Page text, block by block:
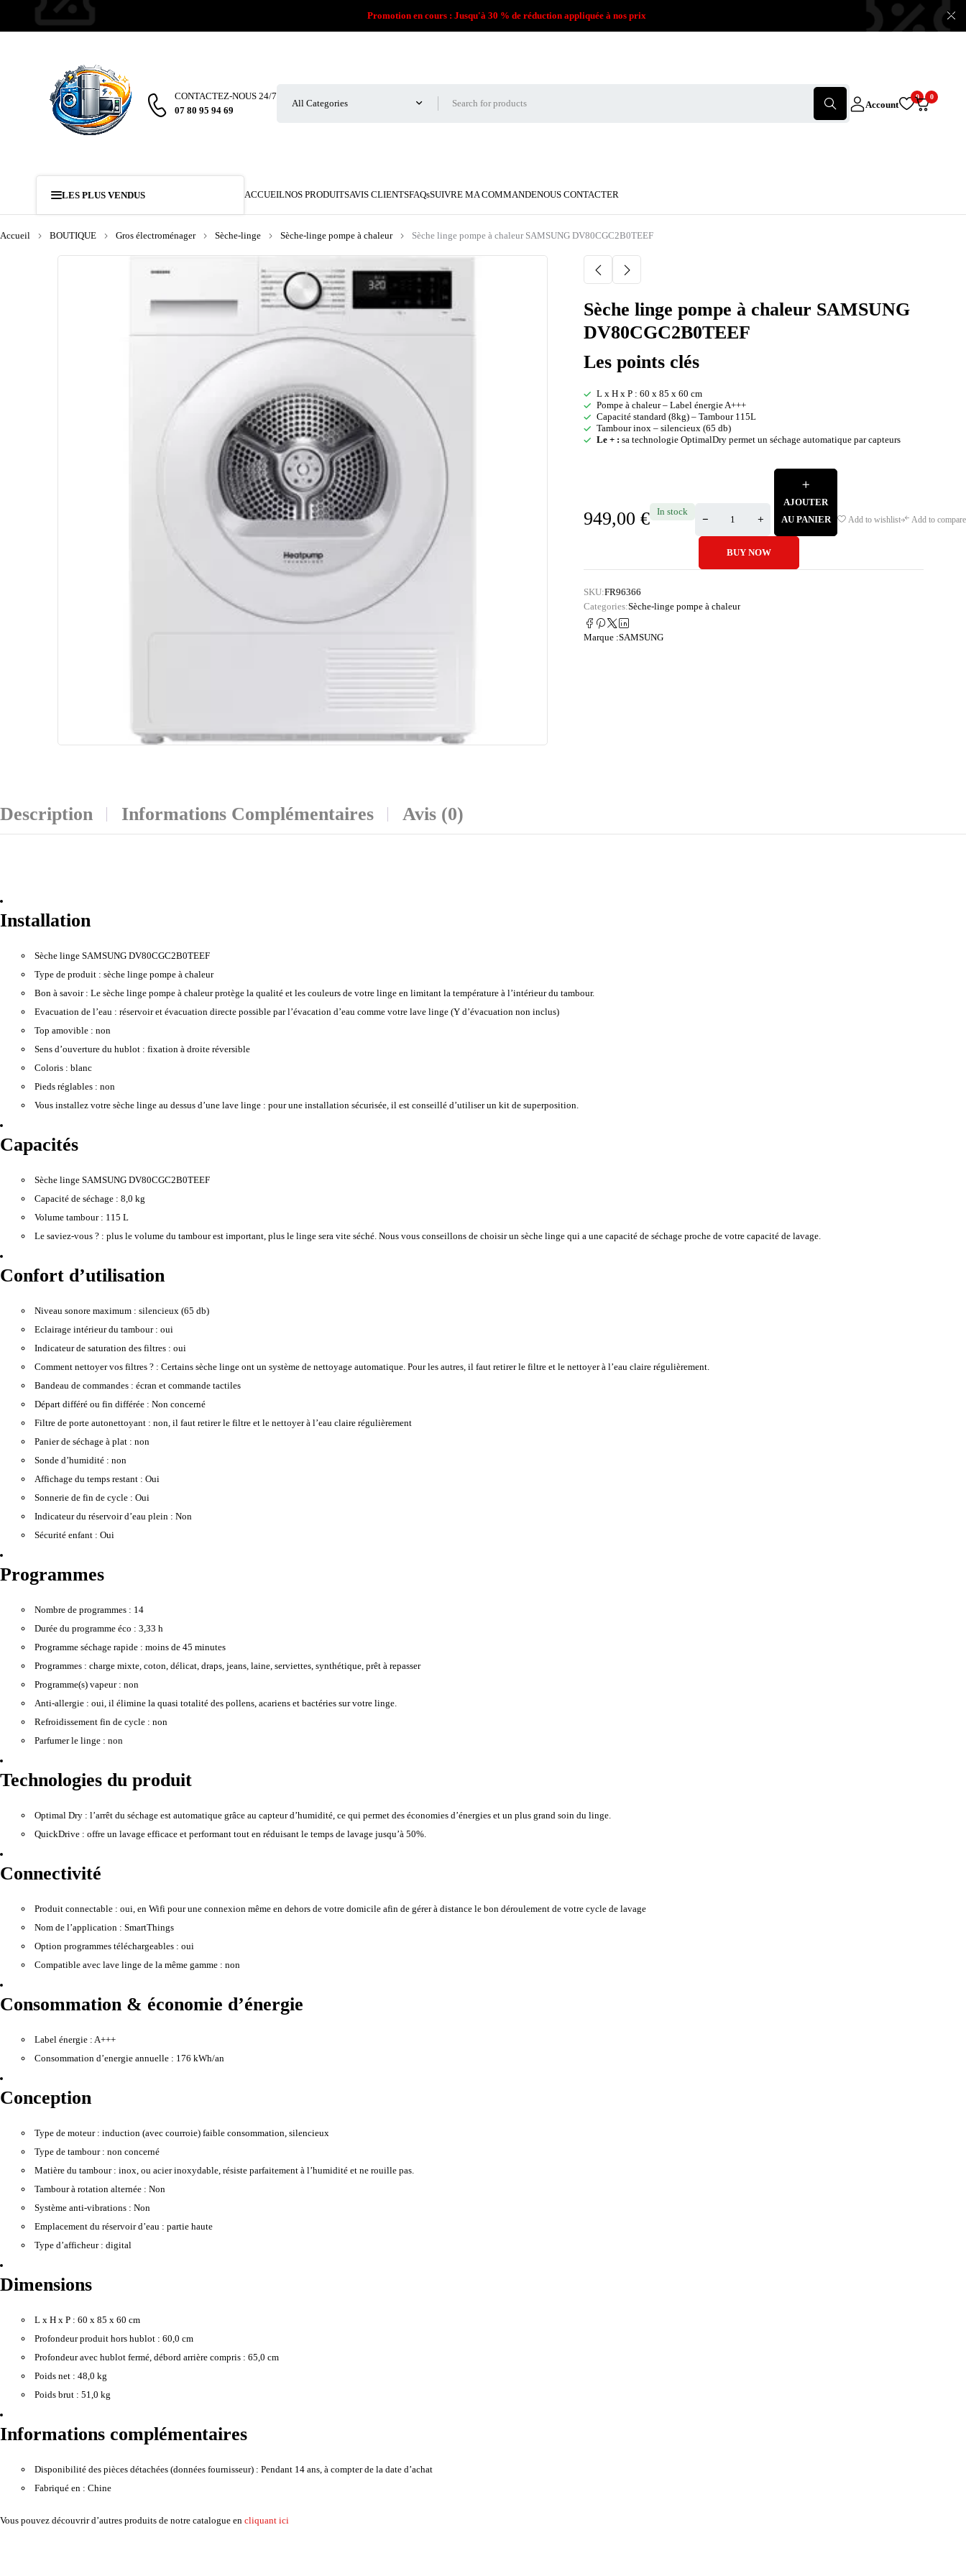
Promotion en cours : Jusqu'à 30 % de réduction appliquée à nos prix
CONTACTEZ-NOUS 24/7
07 80 95 94 69
Account
0 0
LES PLUS VENDUS ACCUEILNOS PRODUITSAVIS CLIENTSFAQsSUIVRE MA COMMANDENOUS CONTACTER
Accueil BOUTIQUE Gros électroménager Sèche-linge Sèche-linge pompe à chaleur Sèche linge pompe à chaleur SAMSUNG DV80CGC2B0TEEF
Sèche linge pompe à chaleur SAMSUNG
DV80CGC2B0TEEF
Les points clés
L x H x P : 60 x 85 x 60 cm
Pompe à chaleur – Label énergie A+++
Capacité standard (8kg) – Tambour 115L
Tambour inox – silencieux (65 db)
Le + : sa technologie OptimalDry permet un séchage automatique par capteurs
949,00 € In stock
AJOUTER
AU PANIER
BUY NOW
Add to wishlist Add to compare
SKU:FR96366
Categories:Sèche-linge pompe à chaleur
Marque :SAMSUNG
Description Informations Complémentaires Avis (0)
Installation
Sèche linge SAMSUNG DV80CGC2B0TEEF
Type de produit : sèche linge pompe à chaleur
Bon à savoir : Le sèche linge pompe à chaleur protège la qualité et les couleurs de votre linge en limitant la température à l’intérieur du tambour.
Evacuation de l’eau : réservoir et évacuation directe possible par l’évacation d’eau comme votre lave linge (Y d’évacuation non inclus)
Top amovible : non
Sens d’ouverture du hublot : fixation à droite réversible
Coloris : blanc
Pieds réglables : non
Vous installez votre sèche linge au dessus d’une lave linge : pour une installation sécurisée, il est conseillé d’utiliser un kit de superposition.
Capacités
Sèche linge SAMSUNG DV80CGC2B0TEEF
Capacité de séchage : 8,0 kg
Volume tambour : 115 L
Le saviez-vous ? : plus le volume du tambour est important, plus le linge sera vite séché. Nous vous conseillons de choisir un sèche linge qui a une capacité de séchage proche de votre capacité de lavage.
Confort d’utilisation
Niveau sonore maximum : silencieux (65 db)
Eclairage intérieur du tambour : oui
Indicateur de saturation des filtres : oui
Comment nettoyer vos filtres ? : Certains sèche linge ont un système de nettoyage automatique. Pour les autres, il faut retirer le filtre et le nettoyer à l’eau claire régulièrement.
Bandeau de commandes : écran et commande tactiles
Départ différé ou fin différée : Non concerné
Filtre de porte autonettoyant : non, il faut retirer le filtre et le nettoyer à l’eau claire régulièrement
Panier de séchage à plat : non
Sonde d’humidité : non
Affichage du temps restant : Oui
Sonnerie de fin de cycle : Oui
Indicateur du réservoir d’eau plein : Non
Sécurité enfant : Oui
Programmes
Nombre de programmes : 14
Durée du programme éco : 3,33 h
Programme séchage rapide : moins de 45 minutes
Programmes : charge mixte, coton, délicat, draps, jeans, laine, serviettes, synthétique, prêt à repasser
Programme(s) vapeur : non
Anti-allergie : oui, il élimine la quasi totalité des pollens, acariens et bactéries sur votre linge.
Refroidissement fin de cycle : non
Parfumer le linge : non
Technologies du produit
Optimal Dry : l’arrêt du séchage est automatique grâce au capteur d’humidité, ce qui permet des économies d’énergies et un plus grand soin du linge.
QuickDrive : offre un lavage efficace et performant tout en réduisant le temps de lavage jusqu’à 50%.
Connectivité
Produit connectable : oui, en Wifi pour une connexion même en dehors de votre domicile afin de gérer à distance le bon déroulement de votre cycle de lavage
Nom de l’application : SmartThings
Option programmes téléchargeables : oui
Compatible avec lave linge de la même gamme : non
Consommation & économie d’énergie
Label énergie : A+++
Consommation d’energie annuelle : 176 kWh/an
Conception
Type de moteur : induction (avec courroie) faible consommation, silencieux
Type de tambour : non concerné
Matière du tambour : inox, ou acier inoxydable, résiste parfaitement à l’humidité et ne rouille pas.
Tambour à rotation alternée : Non
Système anti-vibrations : Non
Emplacement du réservoir d’eau : partie haute
Type d’afficheur : digital
Dimensions
L x H x P : 60 x 85 x 60 cm
Profondeur produit hors hublot : 60,0 cm
Profondeur avec hublot fermé, débord arrière compris : 65,0 cm
Poids net : 48,0 kg
Poids brut : 51,0 kg
Informations complémentaires
Disponibilité des pièces détachées (données fournisseur) : Pendant 14 ans, à compter de la date d’achat
Fabriqué en : Chine
Vous pouvez découvrir d’autres produits de notre catalogue en cliquant ici